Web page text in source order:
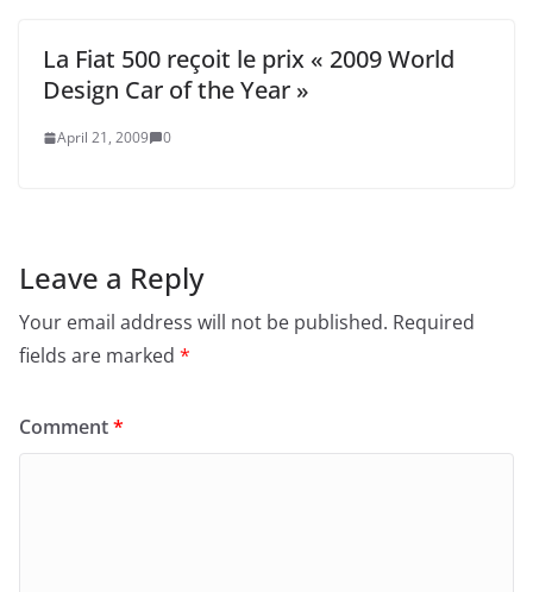
La Fiat 500 reçoit le prix « 2009 World
Design Car of the Year »
April 21, 2009 0
Leave a Reply
Your email address will not be published. Required
fields are marked *
Comment*